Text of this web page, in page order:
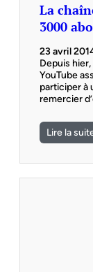
La
3000
23 avril
Depuis
YouTube
participer à
remercier
Lire la